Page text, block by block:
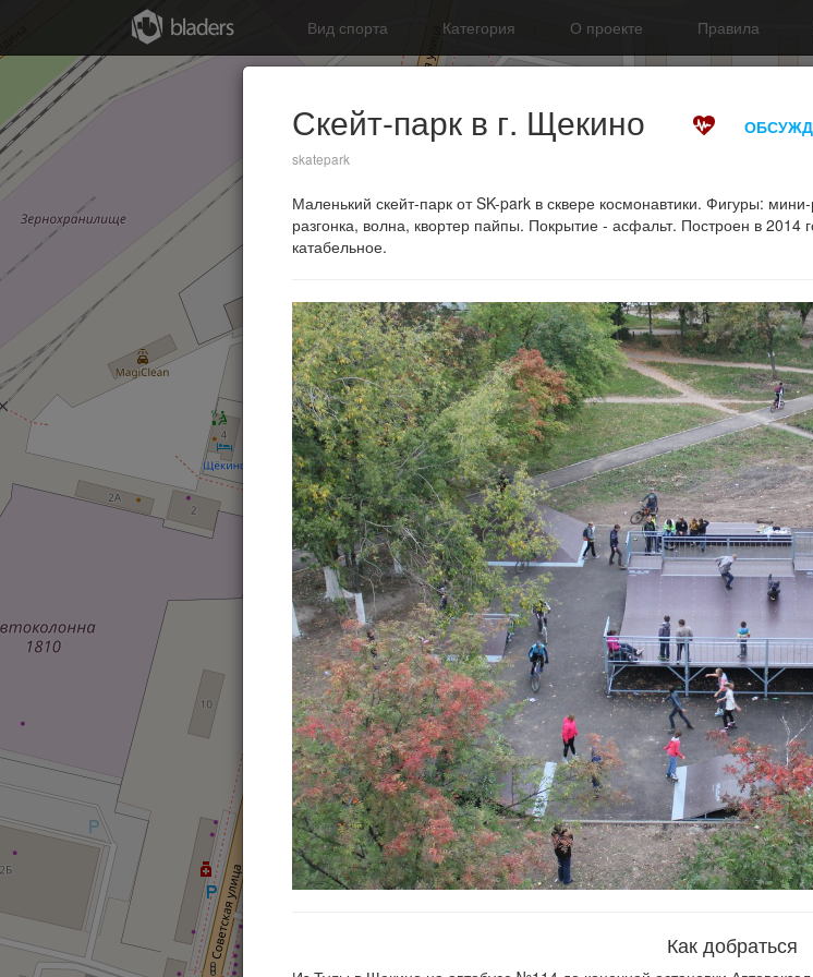
Скейт-парк в г. Щекино
skatepark
Маленький скейт-парк от SK-park в сквере космонавтики. Фигуры:
разгонка, волна, квортер пайпы. Покрытие - асфальт. Построен в 2014
катабельное.
Как добраться
Вид спорта Категория О проекте Правила